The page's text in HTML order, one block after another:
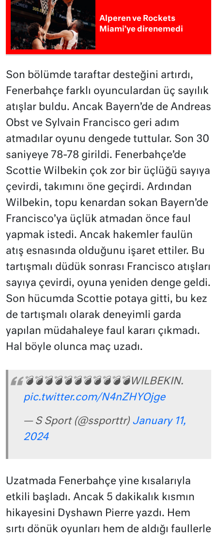
Alperen ve Rockets
Miami’ye direnemedi
Son bölümde taraftar desteğini artırdı,
Fenerbahçe farklı oyunculardan üç sayılık
atışlar buldu. Ancak Bayern’de de Andreas
Obst ve Sylvain Francisco geri adım
atmadılar oyunu dengede tuttular. Son 30
saniyeye 78-78 girildi. Fenerbahçe’de
Scottie Wilbekin çok zor bir üçlüğü sayıya
çevirdi, takımını öne geçirdi. Ardından
Wilbekin, topu kenardan sokan Bayern’de
Francisco’ya üçlük atmadan önce faul
yapmak istedi. Ancak hakemler faulün
atış esnasında olduğunu işaret ettiler. Bu
tartışmalı düdük sonrası Francisco atışları
sayıya çevirdi, oyuna yeniden denge geldi.
Son hücumda Scottie potaya gitti, bu kez
de tartışmalı olarak deneyimli garda
yapılan müdahaleye faul kararı çıkmadı.
Hal böyle olunca maç uzadı.
💣💣💣💣💣💣💣💣💣💣💣WILBEKIN.
pic.twitter.com/N4nZHYOjge
— S Sport (@ssporttr) January 11,
2024
Uzatmada Fenerbahçe yine kısalarıyla
etkili başladı. Ancak 5 dakikalık kısmın
hikayesini Dyshawn Pierre yazdı. Hem
sırtı dönük oyunları hem de aldığı faullerle